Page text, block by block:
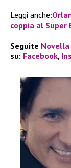
Leggi anche:
coppia al Super
Seguite
su: Facebook,